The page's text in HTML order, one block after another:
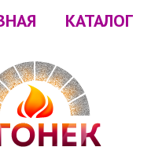
КАТАЛОГ